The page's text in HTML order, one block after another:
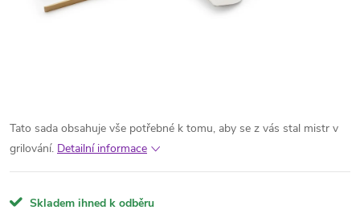
Tato sada obsahuje vše potřebné k tomu, aby se z vás stal mistr v
grilování. Detailní informace
Skladem ihned k odběru